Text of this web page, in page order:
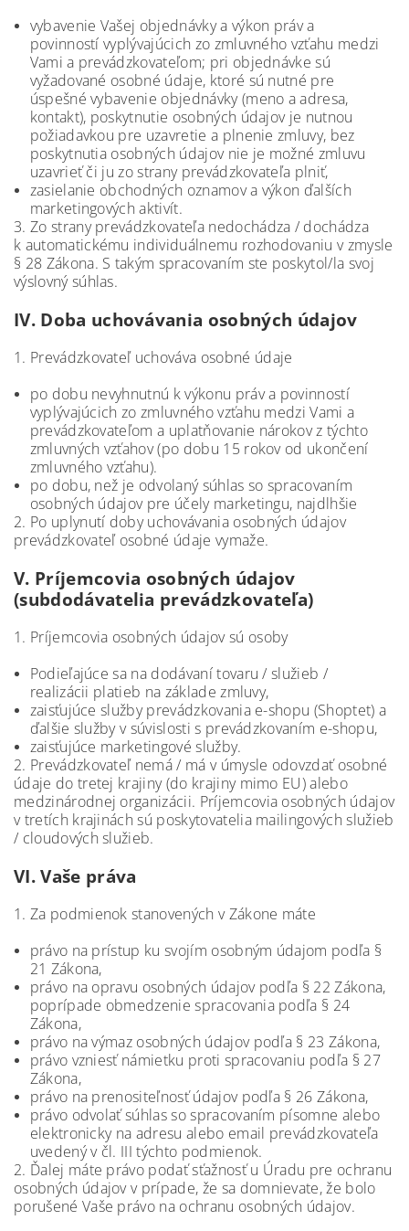
vybavenie Vašej objednávky a výkon práv a
povinností vyplývajúcich zo zmluvného vzťahu medzi
Vami a prevádzkovateľom; pri objednávke sú
vyžadované osobné údaje, ktoré sú nutné pre
úspešné vybavenie objednávky (meno a adresa,
kontakt), poskytnutie osobných údajov je nutnou
požiadavkou pre uzavretie a plnenie zmluvy, bez
poskytnutia osobných údajov nie je možné zmluvu
uzavrieť či ju zo strany prevádzkovateľa plniť,
zasielanie obchodných oznamov a výkon ďalších
marketingových aktivít.
3. Zo strany prevádzkovateľa nedochádza / dochádza
k automatickému individuálnemu rozhodovaniu v zmysle
§ 28 Zákona. S takým spracovaním ste poskytol/la svoj
výslovný súhlas.
IV. Doba uchovávania osobných údajov
1. Prevádzkovateľ uchováva osobné údaje
po dobu nevyhnutnú k výkonu práv a povinností
vyplývajúcich zo zmluvného vzťahu medzi Vami a
prevádzkovateľom a uplatňovanie nárokov z týchto
zmluvných vzťahov (po dobu 15 rokov od ukončení
zmluvného vzťahu).
po dobu, než je odvolaný súhlas so spracovaním
osobných údajov pre účely marketingu, najdlhšie
2. Po uplynutí doby uchovávania osobných údajov
prevádzkovateľ osobné údaje vymaže.
V. Príjemcovia osobných údajov
(subdodávatelia prevádzkovateľa)
1. Príjemcovia osobných údajov sú osoby
Podieľajúce sa na dodávaní tovaru / služieb /
realizácii platieb na základe zmluvy,
zaisťujúce služby prevádzkovania e-shopu (Shoptet) a
ďalšie služby v súvislosti s prevádzkovaním e-shopu,
zaisťujúce marketingové služby.
2. Prevádzkovateľ nemá / má v úmysle odovzdať osobné
údaje do tretej krajiny (do krajiny mimo EU) alebo
medzinárodnej organizácii. Príjemcovia osobných údajov
v tretích krajinách sú poskytovatelia mailingových služieb
/ cloudových služieb.
VI.Vaše práva
1. Za podmienok stanovených v Zákone máte
právo na prístup ku svojím osobným údajom podľa §
21 Zákona,
právo na opravu osobných údajov podľa § 22 Zákona,
poprípade obmedzenie spracovania podľa § 24
Zákona,
právo na výmaz osobných údajov podľa § 23 Zákona,
právo vzniesť námietku proti spracovaniu podľa § 27
Zákona,
právo na prenositeľnosť údajov podľa § 26 Zákona,
právo odvolať súhlas so spracovaním písomne alebo
elektronicky na adresu alebo email prevádzkovateľa
uvedený v čl. III týchto podmienok.
2. Ďalej máte právo podať sťažnosť u Úradu pre ochranu
osobných údajov v prípade, že sa domnievate, že bolo
porušené Vaše právo na ochranu osobných údajov.